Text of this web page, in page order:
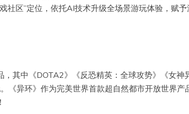
社区”定位，依托AI技术升级全场景游玩体验，赋
，其中《DOTA2》《反恐精英：全球攻势》《女神
《异环》作为完美世界首款超自然都市开放世界产